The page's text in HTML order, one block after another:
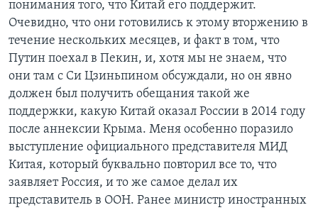
понимания того, что Китай его поддержит.
Очевидно, что они готовились к этому вторжению в
течение нескольких месяцев, и факт в том, что
Путин поехал в Пекин, и, хотя мы не знаем, что
они там с Си Цзиньпином обсуждали, но он явно
должен был получить обещания такой же
поддержки, какую Китай оказал России в 2014 году
после аннексии Крыма. Меня особенно поразило
выступление официального представителя МИД
Китая, который буквально повторил все то, что
заявляет Россия, и то же самое делал их
представитель в ООН. Ранее министр иностранных